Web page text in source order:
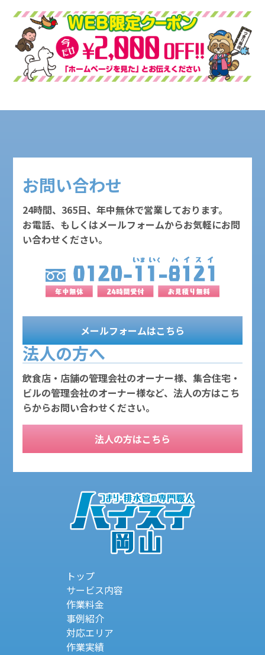
お問い合わせ
24時間、365日、年中無休で営業しております。
お電話、もしくはメールフォームからお気軽にお問
い合わせください。
メールフォームはこちら
法人の方へ
飲食店・店舗の管理会社のオーナー様、集合住宅・
ビルの管理会社のオーナー様など、法人の方はこち
らからお問い合わせください。
法人の方はこちら
トップ
サービス内容
作業料金
事例紹介
対応エリア
作業実績